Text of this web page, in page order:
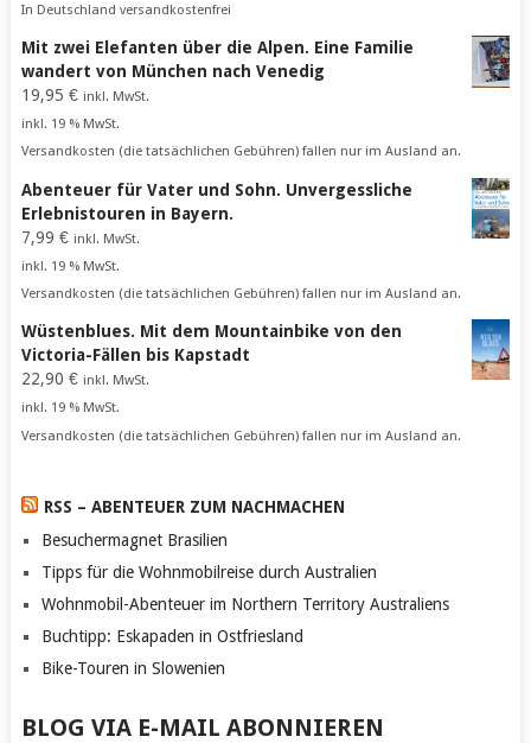
In Deutschland versandkostenfrei
Mit zwei Elefanten über die Alpen. Eine Familie
wandert von München nach Venedig
19,95 € inkl. MwSt.
inkl. 19 % MwSt.
Versandkosten (die tatsächlichen Gebühren) fallen nur im Ausland an.
Abenteuer für Vater und Sohn. Unvergessliche
Erlebnistouren in Bayern.
7,99 € inkl. MwSt.
inkl. 19 % MwSt.
Versandkosten (die tatsächlichen Gebühren) fallen nur im Ausland an.
Wüstenblues. Mit dem Mountainbike von den
Victoria-Fällen bis Kapstadt
22,90 € inkl. MwSt.
inkl. 19 % MwSt.
Versandkosten (die tatsächlichen Gebühren) fallen nur im Ausland an.
RSS – ABENTEUER ZUM NACHMACHEN
Besuchermagnet Brasilien
Tipps für die Wohnmobilreise durch Australien
Wohnmobil-Abenteuer im Northern Territory Australiens
Buchtipp: Eskapaden in Ostfriesland
Bike-Touren in Slowenien
BLOG VIA E-MAIL ABONNIEREN